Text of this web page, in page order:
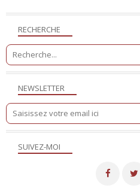
NEWSLETTER
SUIVEZ-MOI
RECHERCHE